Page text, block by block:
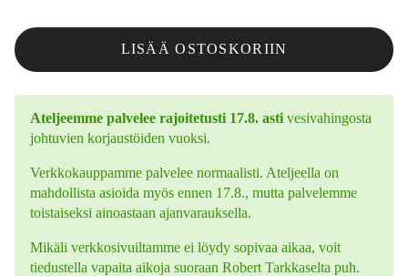
LISÄÄ OSTOSKORIIN
Ateljeemme palvelee rajoitetusti 17.8. asti vesivahingosta
johtuvien korjaustöiden vuoksi.
Verkkokauppamme palvelee normaalisti. Ateljeella on
mahdollista asioida myös ennen 17.8., mutta palvelemme
toistaiseksi ainoastaan ajanvarauksella.
Mikäli verkkosivuiltamme ei löydy sopivaa aikaa, voit
tiedustella vapaita aikoja suoraan Robert Tarkkaselta puh.